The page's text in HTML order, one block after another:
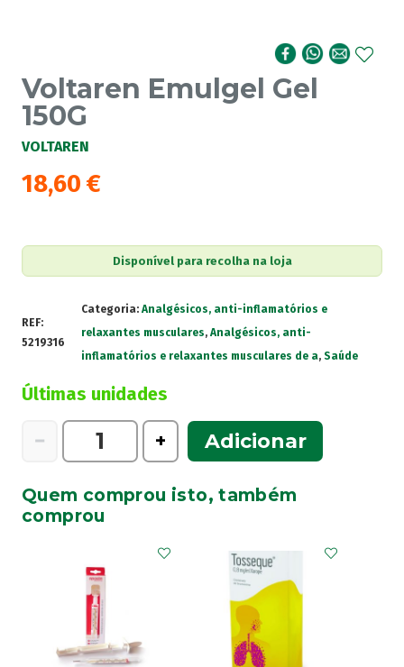
Voltaren Emulgel Gel
150G
VOLTAREN
18,60 €
Disponível para recolha na loja
REF:
5219316
Categoria: Analgésicos, anti-inflamatórios e
relaxantes musculares, Analgésicos, anti-
inflamatórios e relaxantes musculares de a, Saúde
Últimas unidades
−
Quantidade
Emulgel
Gel
+ Adicionar
Quem comprou isto, também
comprou